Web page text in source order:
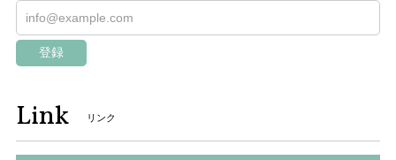
登録
Link リンク